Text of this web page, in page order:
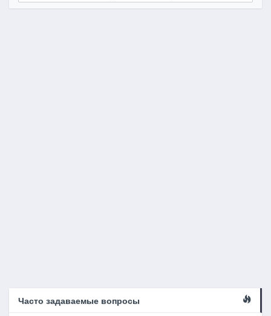
Часто задаваемые вопросы